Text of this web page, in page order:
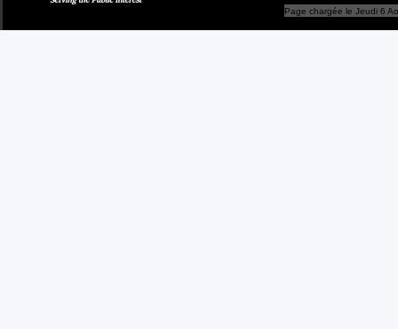
Page chargée le Jeudi 6